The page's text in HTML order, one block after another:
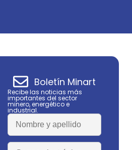
Boletín Minart
Recibe las noticias más
importantes del sector
minero, energético e
industrial.